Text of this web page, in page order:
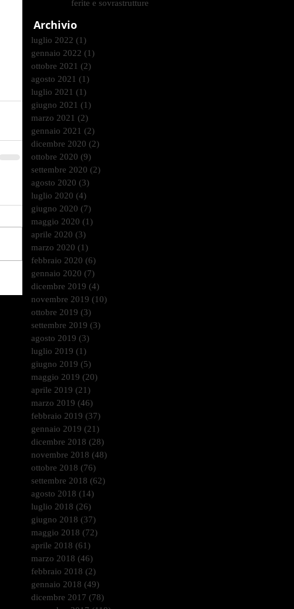
ferite e sovrastrutture
Archivio
luglio 2022 (1)
gennaio 2022 (1)
ottobre 2021 (2)
agosto 2021 (1)
luglio 2021 (1)
giugno 2021 (1)
marzo 2021 (2)
gennaio 2021 (2)
dicembre 2020 (2)
ottobre 2020 (9)
settembre 2020 (2)
agosto 2020 (3)
luglio 2020 (4)
giugno 2020 (7)
maggio 2020 (1)
aprile 2020 (3)
marzo 2020 (1)
febbraio 2020 (6)
gennaio 2020 (7)
dicembre 2019 (4)
novembre 2019 (10)
ottobre 2019 (3)
settembre 2019 (3)
agosto 2019 (3)
luglio 2019 (1)
giugno 2019 (5)
maggio 2019 (20)
aprile 2019 (21)
marzo 2019 (46)
febbraio 2019 (37)
gennaio 2019 (21)
dicembre 2018 (28)
novembre 2018 (48)
ottobre 2018 (76)
settembre 2018 (62)
agosto 2018 (14)
luglio 2018 (26)
giugno 2018 (37)
maggio 2018 (72)
aprile 2018 (61)
marzo 2018 (46)
febbraio 2018 (2)
gennaio 2018 (49)
dicembre 2017 (78)